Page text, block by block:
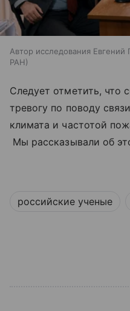
Автор исследования Евгений
РАН
Следует отметить, что
тревогу по поводу
климата и частотой
Мы рассказывали об
российские ученые